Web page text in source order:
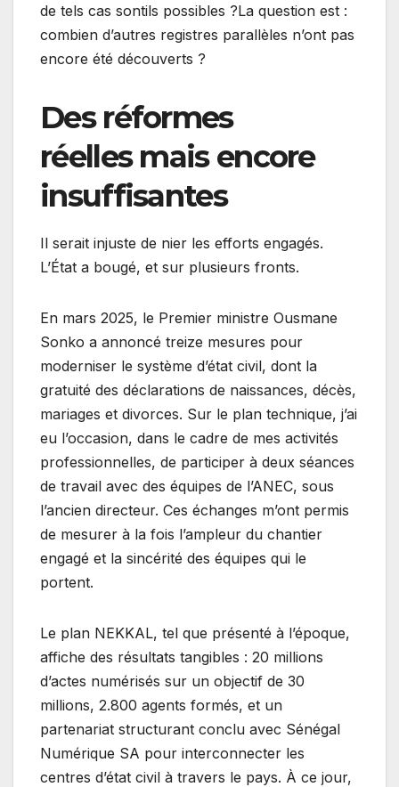
de tels cas sontils possibles ?La question est :
combien d’autres registres parallèles n’ont pas
encore été découverts ?
Des réformes
réelles mais encore
insuffisantes
Il serait injuste de nier les efforts engagés.
L’État a bougé, et sur plusieurs fronts.
En mars 2025, le Premier ministre Ousmane
Sonko a annoncé treize mesures pour
moderniser le système d’état civil, dont la
gratuité des déclarations de naissances, décès,
mariages et divorces. Sur le plan technique, j’ai
eu l’occasion, dans le cadre de mes activités
professionnelles, de participer à deux séances
de travail avec des équipes de l’ANEC, sous
l’ancien directeur. Ces échanges m’ont permis
de mesurer à la fois l’ampleur du chantier
engagé et la sincérité des équipes qui le
portent.
Le plan NEKKAL, tel que présenté à l’époque,
affiche des résultats tangibles : 20 millions
d’actes numérisés sur un objectif de 30
millions, 2.800 agents formés, et un
partenariat structurant conclu avec Sénégal
Numérique SA pour interconnecter les
centres d’état civil à travers le pays. À ce jour,